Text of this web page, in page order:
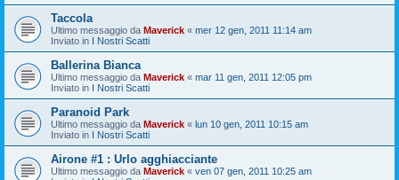
Taccola
Ultimo messaggio da Maverick « mer 12 gen, 2011 11:14 am
Inviato in I Nostri Scatti
Ballerina Bianca
Ultimo messaggio da Maverick « mar 11 gen, 2011 12:05 pm
Inviato in I Nostri Scatti
Paranoid Park
Ultimo messaggio da Maverick « lun 10 gen, 2011 10:15 am
Inviato in I Nostri Scatti
Airone #1 : Urlo agghiacciante
Ultimo messaggio da Maverick « ven 07 gen, 2011 10:25 am